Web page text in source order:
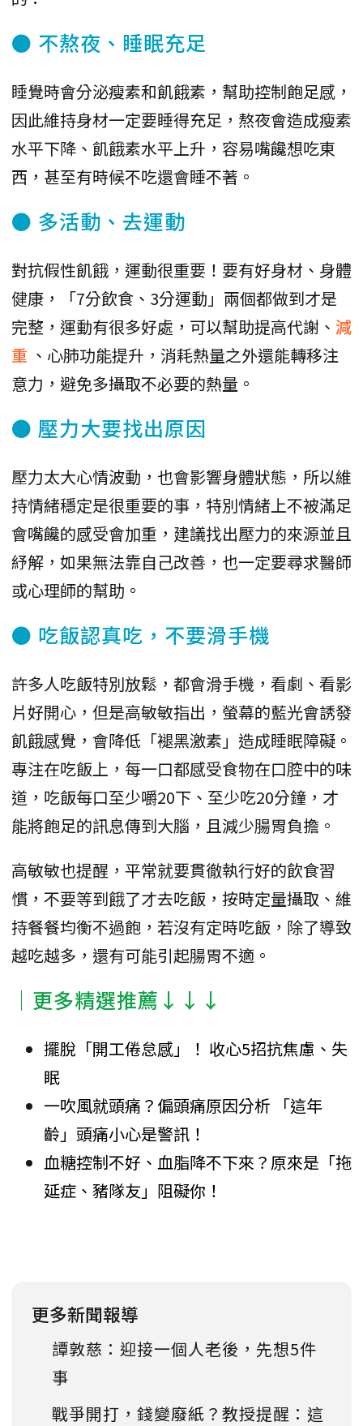
● 不熬夜、睡眠充足
睡覺時會分泌瘦素和飢餓素，幫助控制飽足感，
因此維持身材一定要睡得充足，熬夜會造成瘦素
水平下降、飢餓素水平上升，容易嘴饞想吃東
西，甚至有時候不吃還會睡不著。
● 多活動、去運動
對抗假性飢餓，運動很重要！要有好身材、身體
健康，「7分飲食、3分運動」兩個都做到才是
完整，運動有很多好處，可以幫助提高代謝、 減
重 、心肺功能提升，消耗熱量之外還能轉移注
意力，避免多攝取不必要的熱量。
● 壓力大要找出原因
壓力太大心情波動，也會影響身體狀態，所以維
持情緒穩定是很重要的事，特別情緒上不被滿足
會嘴饞的感受會加重，建議找出壓力的來源並且
紓解，如果無法靠自己改善，也一定要尋求醫師
或心理師的幫助。
● 吃飯認真吃，不要滑手機
許多人吃飯特別放鬆，都會滑手機，看劇、看影
片好開心，但是高敏敏指出，螢幕的藍光會誘發
飢餓感覺，會降低「褪黑激素」造成睡眠障礙。
專注在吃飯上，每一口都感受食物在口腔中的味
道，吃飯每口至少嚼20下、至少吃20分鐘，才
能將飽足的訊息傳到大腦，且減少腸胃負擔。
高敏敏也提醒，平常就要貫徹執行好的飲食習
慣，不要等到餓了才去吃飯，按時定量攝取、維
持餐餐均衡不過飽，若沒有定時吃飯，除了導致
越吃越多，還有可能引起腸胃不適。
│更多精選推薦↓↓↓
擺脫「開工倦怠感」！ 收心5招抗焦慮、失
眠
一吹風就頭痛？偏頭痛原因分析 「這年
齡」頭痛小心是警訊！
血糖控制不好、血脂降不下來？原來是「拖
延症、豬隊友」阻礙你！
更多新聞報導
譚敦慈：迎接一個人老後，先想5件
事
戰爭開打，錢變廢紙？教授提醒：這